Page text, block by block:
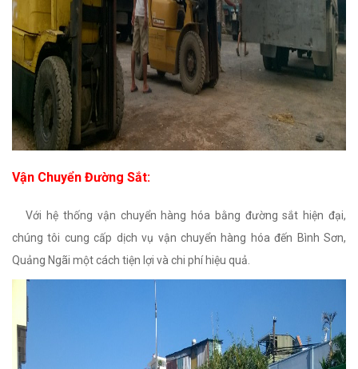
Vận Chuyển Đường Sắt:
Với hệ thống vận chuyển hàng hóa bằng đường sắt hiện đại,
chúng tôi cung cấp dịch vụ vận chuyển hàng hóa đến Bình Sơn,
Quảng Ngãi một cách tiện lợi và chi phí hiệu quả.